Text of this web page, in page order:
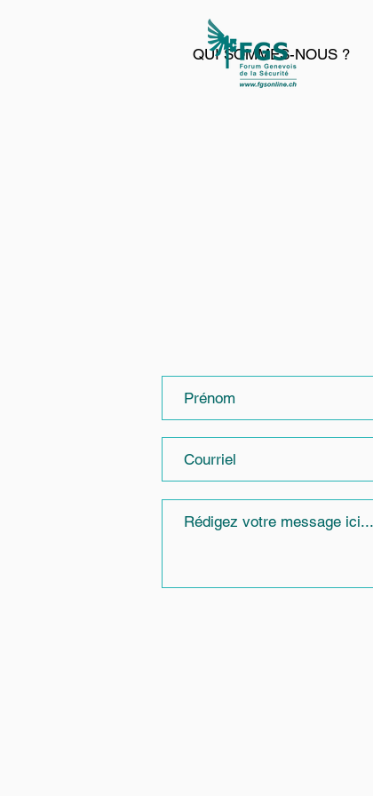
QUI SOMMES-NOUS ?